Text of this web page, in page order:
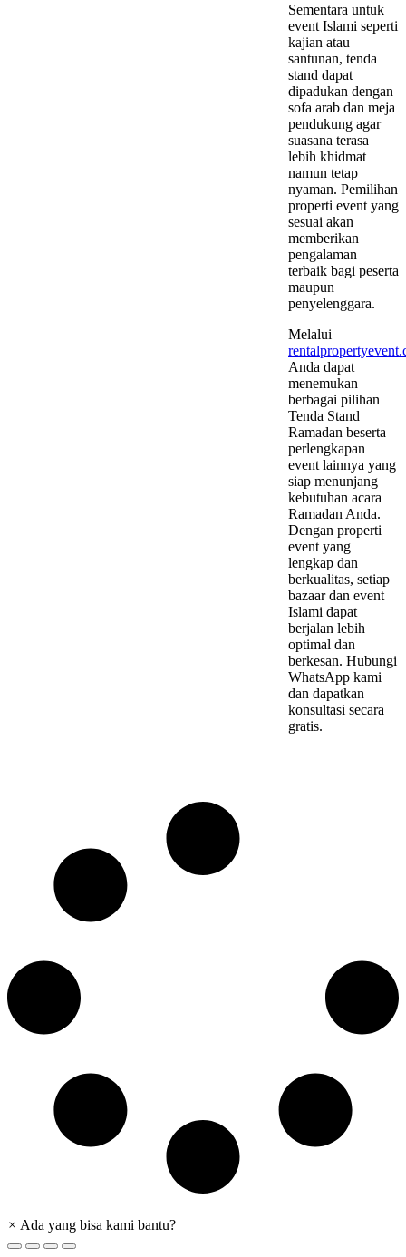
Sementara untuk
event Islami seperti
kajian atau
santunan, tenda
stand dapat
dipadukan dengan
sofa arab dan meja
pendukung agar
suasana terasa
lebih khidmat
namun tetap
nyaman. Pemilihan
properti event yang
sesuai akan
memberikan
pengalaman
terbaik bagi peserta
maupun
penyelenggara.
Melalui
Anda dapat
menemukan
berbagai pilihan
Tenda Stand
Ramadan beserta
perlengkapan
event lainnya yang
siap menunjang
kebutuhan acara
Ramadan Anda.
Dengan properti
event yang
lengkap dan
berkualitas, setiap
bazaar dan event
Islami dapat
berjalan lebih
optimal dan
berkesan. Hubungi
WhatsApp kami
dan dapatkan
konsultasi secara
gratis.
× Ada yang bisa kami bantu?